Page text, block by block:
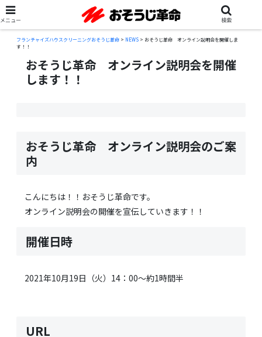
フランチャイズハウスクリーニングおそうじ革命 > NEWS > おそうじ革命 オンライン説明会を開催しま
す！！
おそうじ革命 オンライン説明会を開催
します！！
おそうじ革命 オンライン説明会のご案
内
こんにちは！！おそうじ革命です。
オンライン説明会の開催を宣伝していきます！！
開催日時
2021年10月19日（火）14：00～約1時間半
URL
メニュー 検索